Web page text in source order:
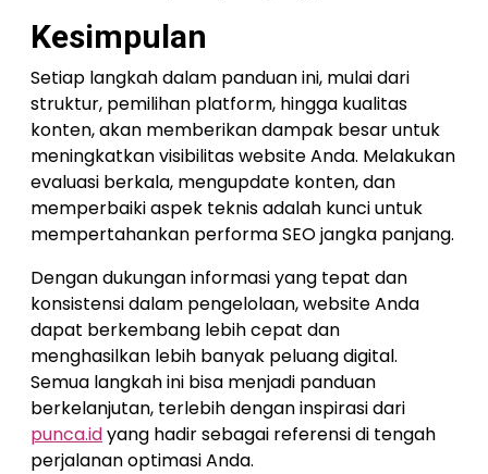
Kesimpulan
Setiap langkah dalam panduan ini, mulai dari
struktur, pemilihan platform, hingga kualitas
konten, akan memberikan dampak besar untuk
meningkatkan visibilitas website Anda. Melakukan
evaluasi berkala, mengupdate konten, dan
memperbaiki aspek teknis adalah kunci untuk
mempertahankan performa SEO jangka panjang.
Dengan dukungan informasi yang tepat dan
konsistensi dalam pengelolaan, website Anda
dapat berkembang lebih cepat dan
menghasilkan lebih banyak peluang digital.
Semua langkah ini bisa menjadi panduan
berkelanjutan, terlebih dengan inspirasi dari
punca.idyang hadir sebagai referensi di tengah
perjalanan optimasi Anda.